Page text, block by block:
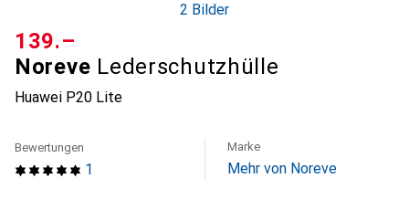
2 Bilder
Noreve Lederschutzhülle
Huawei P20 Lite
CHF
139.–
1
Bewertungen Marke
Mehr von Noreve